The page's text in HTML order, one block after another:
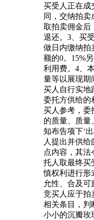
买受人正在成
同，交纳拍卖
取拍卖佣金后
退还。3、买
做日内缴纳拍
额的0。15%
利用费。4、
量等以展现期
买人自行实地
委托方供给的
买人参考，委
的质量、质量
知布告项下‘
人提出并供
点内容，其
托人取最终买
慎权利进行形
允性、合及可
竞买人应于拍
相关条目，判
小小的沉瓣玫